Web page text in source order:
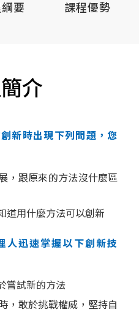
要 課程優勢
介
新時出現下列問題，您
，跟原來的方法沒什麼區
道用什麼方法可以創新
人迅速掌握以下創新技
嘗試新的方法
，敢於挑戰權威，堅持自